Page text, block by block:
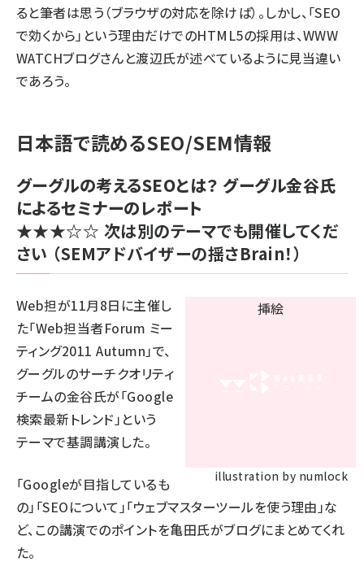
ると筆者は思う（ブラウザの対応を除けば）。しかし、「SEO
で効くから」という理由だけでのHTML5の採用は、WWW
WATCHブログさんと渡辺氏が述べているように見当違い
であろう。
日本語で読めるSEO/SEM情報
グーグルの考えるSEOとは？ グーグル金谷氏
によるセミナーのレポート
★★★☆☆ 次は別のテーマでも開催してくだ
さい （SEMアドバイザーの揺さBrain！）
illustration by numlock
Web担が11月8日に主催し
た「Web担当者Forum ミー
ティング2011 Autumn」で、
グーグルのサーチクオリティ
チームの金谷氏が「Google
検索最新トレンド」という
テーマで基調講演した。
「Googleが目指しているも
の」「SEOについて」「ウェブマスターツールを使う理由」な
ど、この講演でのポイントを亀田氏がブログにまとめてくれ
た。